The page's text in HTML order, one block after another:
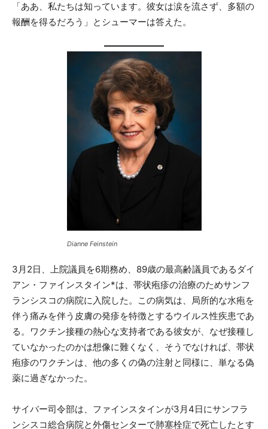
「ああ、私たちは知っています。彼女は涙を流さず、多額の
報酬を得るだろう」とシューマーは答えた。
Dianne Feinstein
3月2日、上院議員を6期務め、89歳の最高齢議員であるダイ
アン・ファインスタイン*は、帯状疱疹の治療のためサンフ
ランシスコの病院に入院した。この病気は、局所的な水疱を
伴う痛みを伴う皮膚の発疹を特徴とするウイルス性疾患であ
る。ワクチン接種の熱心な支持者である彼女が、なぜ接種し
ていなかったのかは想像に難くなく、そうでなければ、帯状
疱疹のワクチンは、他の多くの偽の注射と同様に、単なる偽
薬に過ぎなかった。
サイバー司令部は、ファインスタインが3月4日にサンフラ
ンシスコ総合病院と外傷センターで肺塞栓症で死亡したとす